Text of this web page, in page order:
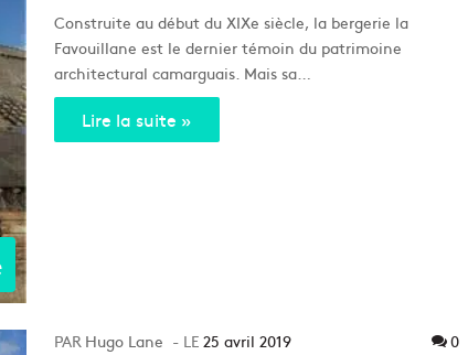
Construite au début du XIXe siècle, la bergerie la
Favouillane est le dernier témoin du patrimoine
architectural camarguais. Mais sa…
Lire la suite »
Hugo Lane 25 avril 2019 0